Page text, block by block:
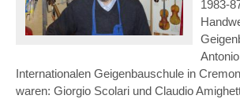
1983-
Internationalen Geigenbauschule in
waren: Giorgio Scolari und Claudio